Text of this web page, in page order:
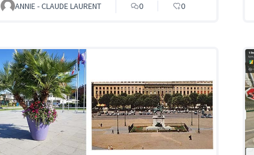
ANNIE - CLAUDE LAURENT 0 0